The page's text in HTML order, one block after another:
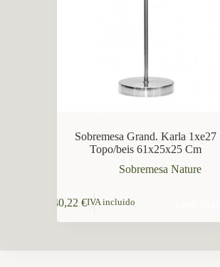
Sobremesa Grand. Karla 1xe27
Topo/beis 61x25x25 Cm
Sobremesa Nature
40,22€IVA incluido